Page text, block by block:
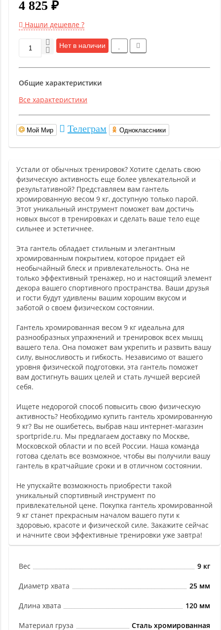
4 825 ₽
Нашли дешевле ?
Нет в наличии
Общие характеристики
Все характеристики
Мой Мир Телеграм Одноклассники
Устали от обычных тренировок? Хотите сделать свою
физическую активность еще более увлекательной и
результативной? Представляем вам гантель
хромированную весом 9 кг, доступную только парой.
Этот уникальный инструмент поможет вам достичь
новых высот в тренировках и сделать ваше тело еще
сильнее и эстетичнее.
Эта гантель обладает стильным и элегантным
хромированным покрытием, которое придает ей
необычайный блеск и привлекательность. Она не
только эффективный тренажер, но и настоящий элемент
декора вашего спортивного пространства. Ваши друзья
и гости будут удивлены вашим хорошим вкусом и
заботой о своем физическом состоянии.
Гантель хромированная весом 9 кг идеальна для
разнообразных упражнений и тренировок всех мышц
вашего тела. Она поможет вам укрепить и развить вашу
силу, выносливость и гибкость. Независимо от вашего
уровня физической подготовки, эта гантель поможет
вам достигнуть ваших целей и стать лучшей версией
себя.
Ищете недорогой способ повысить свою физическую
активность? Необходимо купить гантель хромированную
9 кг? Вы не ошибетесь, выбрав наш интернет-магазин
sportpride.ru. Мы предлагаем доставку по Москве,
Московской области и по всей России. Наша команда
готова сделать все возможное, чтобы вы получили вашу
гантель в кратчайшие сроки и в отличном состоянии.
Не упускайте возможность приобрести такой
уникальный спортивный инструмент по
привлекательной цене. Покупка гантель хромированной
9 кг станет прекрасным началом вашего пути к
здоровью, красоте и физической силе. Закажите сейчас
и начните свои эффективные тренировки уже завтра!
Вес 9 кг
Диаметр хвата 25 мм
Длина хвата 120 мм
Материал груза Сталь хромированная